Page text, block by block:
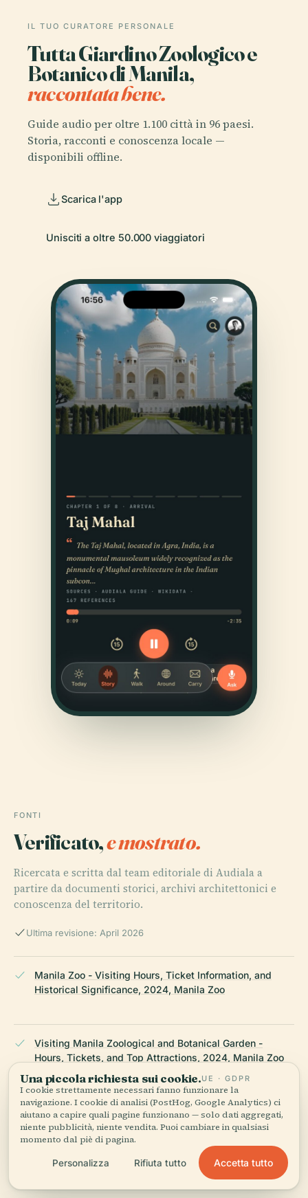
IL TUO CURATORE PERSONALE
Tutta Giardino Zoologico e
Botanico di Manila,
raccontata bene.
Guide audio per oltre 1.100 città in 96 paesi.
Storia, racconti e conoscenza locale —
disponibili offline.
Scarica l'app
Unisciti a oltre 50.000 viaggiatori
FONTI
Verificato,e mostrato.
Ricercata e scritta dal team editoriale di Audiala a
partire da documenti storici, archivi architettonici e
conoscenza del territorio.
Ultima revisione: April 2026
Manila Zoo - Visiting Hours, Ticket Information, and
Historical Significance, 2024, Manila Zoo
Visiting Manila Zoological and Botanical Garden -
Hours, Tickets, and Top Attractions, 2024, Manila Zoo
Ultimate Guide to Visiting Manila Zoo - Tickets, Hours,
and Tips, 2024, Manila Zoo
Una piccola richiesta sui cookie.UE · GDPR
I cookie strettamente necessari fanno funzionare la
navigazione. I cookie di analisi (PostHog, Google Analytics) ci
aiutano a capire quali pagine funzionano — solo dati aggregati,
niente pubblicità, niente vendita. Puoi cambiare in qualsiasi
momento dal piè di pagina.
Personalizza Rifiuta tutto Accetta tutto